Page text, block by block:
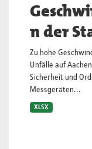
n der
Zu hohe
Unfälle auf
Sicherheit und
Messgeräten...
XLSX